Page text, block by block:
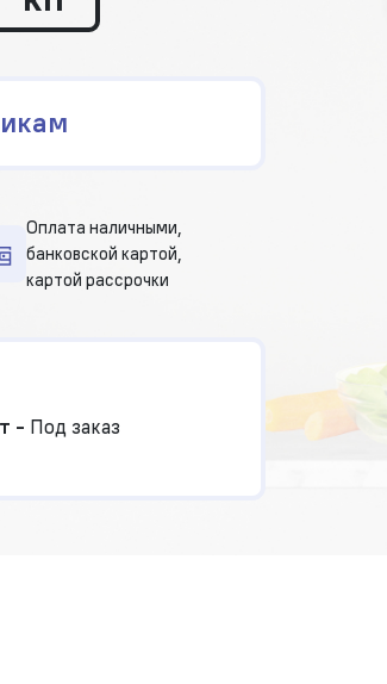
Оплата наличными,
банковской картой,
картой рассрочки
- Под заказ